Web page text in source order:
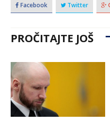
Facebook Twitter
PROČITAJTE JOŠ